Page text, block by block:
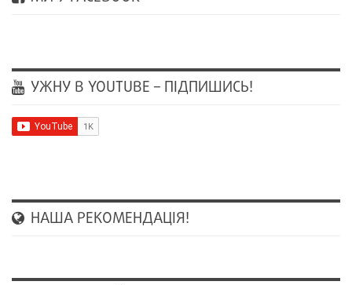
УЖНУ В YOUTUBE – ПІДПИШИСЬ!
НАША РЕКОМЕНДАЦІЯ!